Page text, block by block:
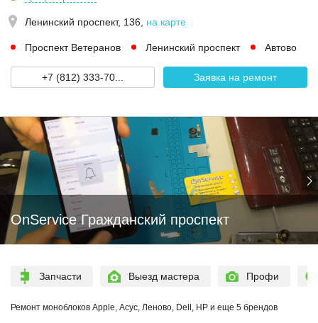
Ленинский проспект, 136 на карте
Проспект Ветеранов Ленинский проспект Автово
+7 (812) 333-70... Заявка на ремонт
OnService Гражданский проспект
Запчасти Выезд мастера Профи
Ремонт моноблоков Apple, Асус, Леново, Dell, HP и еще 5 брендов